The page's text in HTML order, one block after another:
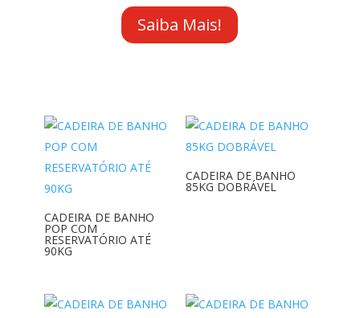
Saiba Mais!
CADEIRA DE BANHO
POP COM
RESERVATÓRIO ATÉ
90KG
CADEIRA DE BANHO
85KG DOBRÁVEL